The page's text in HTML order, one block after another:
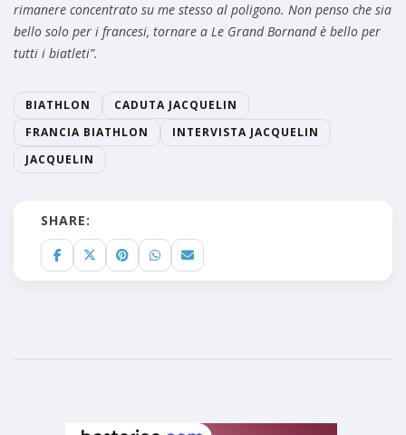
rimanere concentrato su me stesso al poligono. Non penso che sia
bello solo per i francesi, tornare a Le Grand Bornand è bello per
tutti i biatleti”.
BIATHLON
CADUTA JACQUELIN
FRANCIA BIATHLON
INTERVISTA JACQUELIN
JACQUELIN
SHARE: